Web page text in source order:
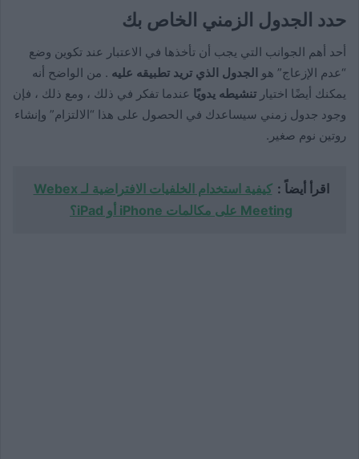
حدد الجدول الزمني الخاص بك
أحد أهم الجوانب التي يجب أن تأخذها في الاعتبار عند تكوين وضع
“عدم الإزعاج” هو الجدول الذي تريد تطبيقه عليه . من الواضح أنه
يمكنك أيضًا اختيار تنشيطه يدويًا عندما تفكر في ذلك ، ومع ذلك ، فإن
وجود جدول زمني سيساعدك في الحصول على هذا “الالتزام” وإنشاء
روتين نوم صغير.
اقرأ أيضاً :
كيفية استخدام الخلفيات الافتراضية لـ Webex
Meeting على مكالمات iPhone أو iPad؟